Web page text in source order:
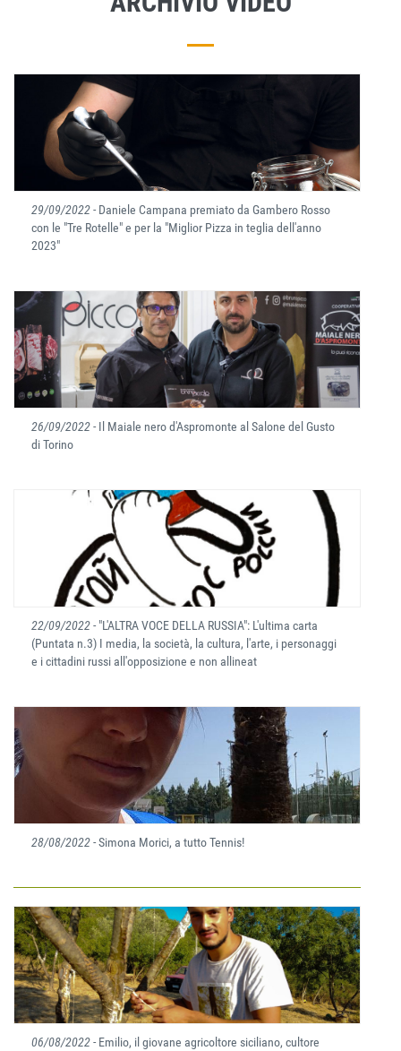
29/09/2022- Daniele Campana premiato da Gambero Rosso
con le "Tre Rotelle" e per la "Miglior Pizza in teglia dell'anno
2023"
26/09/2022- Il Maiale nero d'Aspromonte al Salone del Gusto
di Torino
22/09/2022- "L'ALTRA VOCE DELLA RUSSIA": L'ultima carta
(Puntata n.3) I media, la società, la cultura, l'arte, i personaggi
e i cittadini russi all'opposizione e non allineat
28/08/2022- Simona Morici, a tutto Tennis!
06/08/2022- Emilio, il giovane agricoltore siciliano, cultore